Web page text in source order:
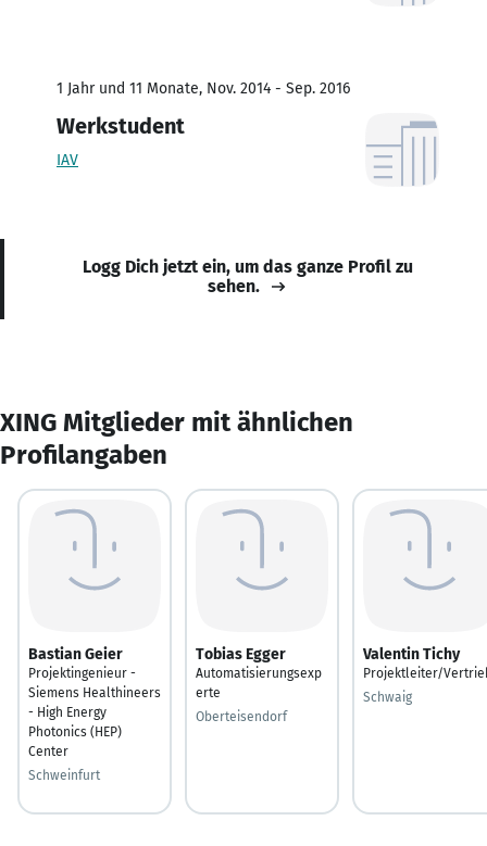
1 Jahr und 11 Monate, Nov. 2014 - Sep. 2016
Werkstudent
IAV
Logg Dich jetzt ein, um das ganze Profil zu
sehen.
XING Mitglieder mit ähnlichen
Profilangaben
Bastian Geier
Projektingenieur -
Siemens Healthineers
- High Energy
Photonics (HEP)
Center
Schweinfurt
Tobias Egger
Automatisierungsexp
erte
Oberteisendorf
Valentin Tichy
Projektleiter/
Schwaig